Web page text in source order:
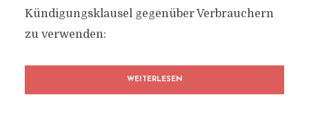
Kündigungsklausel gegenüber Verbrauchern
zu verwenden:
WEITERLESEN